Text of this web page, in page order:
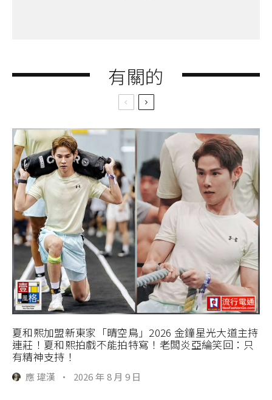
有關的
夏和熙加盟新東家「晴空鳥」2026 金鐘星光大道主持
連莊！夏和熙拍戲不能拍特寫！老闆炎亞綸笑回：只
有精神支持！
應 瑋漢 · 2026 年 8 月 9 日